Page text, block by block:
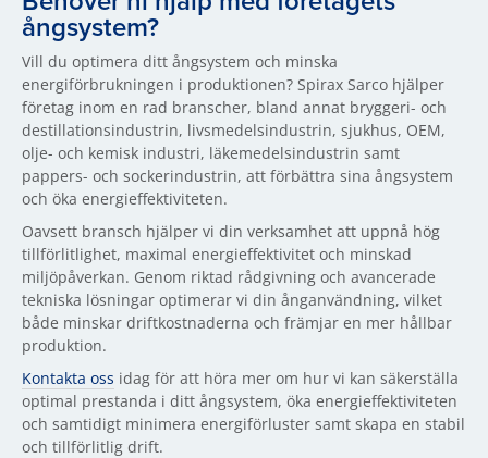
ångsystem?
Vill du optimera ditt ångsystem och minska
energiförbrukningen i produktionen? Spirax Sarco hjälper
företag inom en rad branscher, bland annat bryggeri- och
destillationsindustrin, livsmedelsindustrin, sjukhus, OEM,
olje- och kemisk industri, läkemedelsindustrin samt
pappers- och sockerindustrin, att förbättra sina ångsystem
och öka energieffektiviteten.
Oavsett bransch hjälper vi din verksamhet att uppnå hög
tillförlitlighet, maximal energieffektivitet och minskad
miljöpåverkan. Genom riktad rådgivning och avancerade
tekniska lösningar optimerar vi din ånganvändning, vilket
både minskar driftkostnaderna och främjar en mer hållbar
produktion.
Kontakta oss idag för att höra mer om hur vi kan säkerställa
optimal prestanda i ditt ångsystem, öka energieffektiviteten
och samtidigt minimera energiförluster samt skapa en stabil
och tillförlitlig drift.